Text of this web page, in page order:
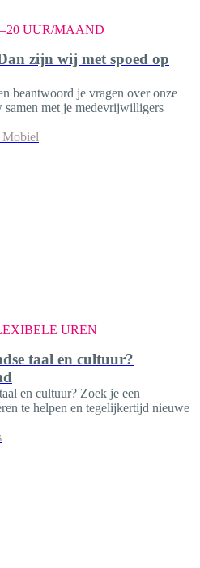
UUR/MAAND
zijn wij met spoed op
beantwoord je vragen over onze
met je medevrijwilligers
Mobiel
UREN
taal en cultuur?
en cultuur? Zoek je een
te helpen en tegelijkertijd nieuwe